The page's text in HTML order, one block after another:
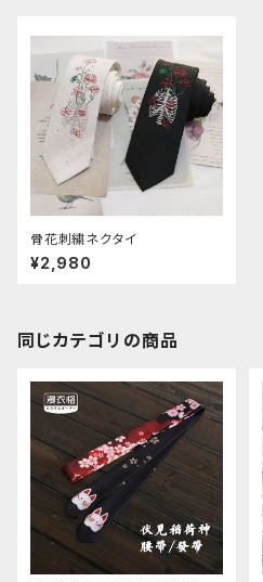
骨花刺繍ネクタイ
¥2,980
同じカテゴリの商品